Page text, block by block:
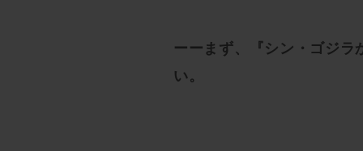
ーーまず、『シン・ゴジ
い。